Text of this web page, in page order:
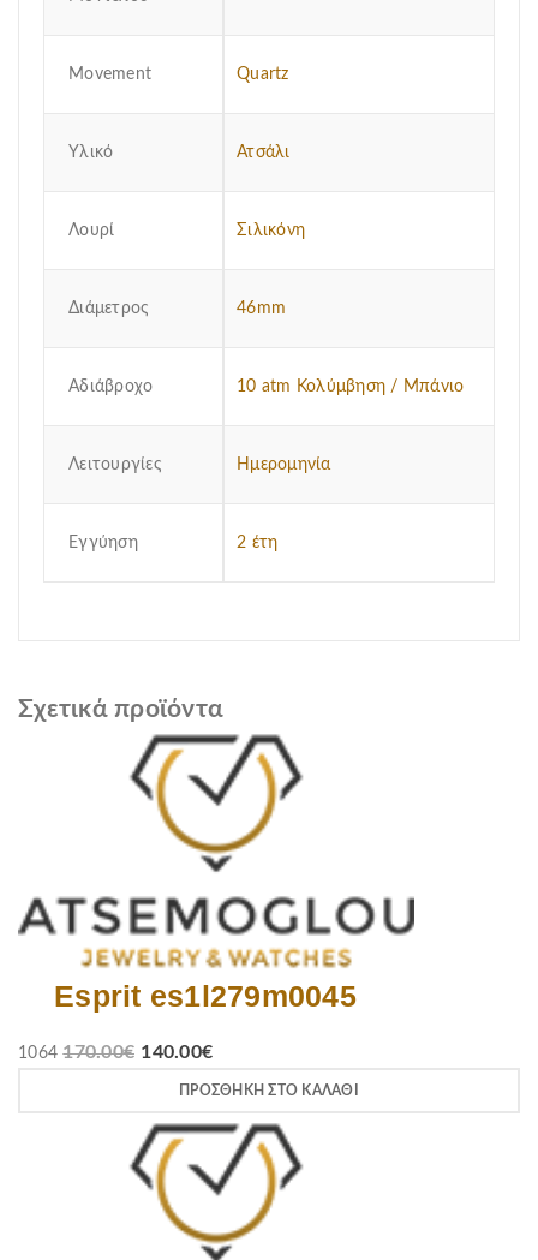
Μovement Quartz
Υλικό Ατσάλι
Λουρί Σιλικόνη
Διάμετρος 46mm
Αδιάβροχο 10 atm Κολύμβηση / Μπάνιο
Λειτουργίες Ημερομηνία
Εγγύηση 2 έτη
Σχετικά προϊόντα
Esprit es1l279m0045
1064 170.00€ 140.00€
ΠΡΟΣΘΉΚΗ ΣΤΟ ΚΑΛΆΘΙ